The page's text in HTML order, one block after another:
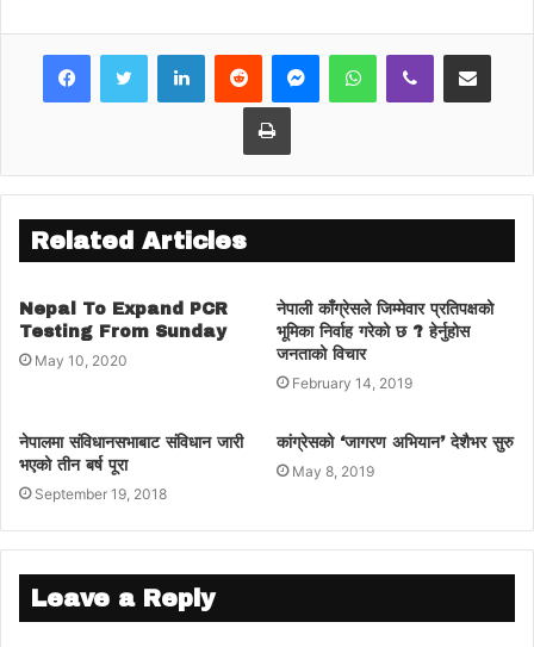
उनीलाई राज्यविरुद्धको अपराधमा मुद्दा चलाइएको थियो
।
फिफाको आजीवन प्रतिबन्ध कायमै
विशेष अदालतबाट सफाइ पाएपनि पाँचैजनालाई विश्व
फुटबलको सर्वोच्च निकाय ९फिफा०ले लगाएको आजीवन
प्रतिबन्ध भने कायमै छ ।
सफाइ पाएका पाँचजनामध्येका अन्जन केसी केही
समयअघि इन्डियन प्रिमियर लिग ९आइपीएल०
क्रिकेटमा अवैध सट्टेबाजी गराएको आरोपमा पक्राउ
परेका थिए ।
LinkedInReddit MessengerWhatsAppViber Share via Email
Print
Related Articles
Nepal To Expand PCR
Testing From Sunday
May 10, 2020
नेपाली काँग्रेसले जिम्मेवार प्रतिपक्षको
भूमिका निर्वाह गरेको छ ? हेर्नुहोस
जनताको विचार
February 14, 2019
नेपालमा संविधानसभाबाट संविधान जारी
भएको तीन बर्ष पूरा
September 19, 2018
कांग्रेसको ‘जागरण अभियान’ देशैभर सुरु
May 8, 2019
Leave a Reply